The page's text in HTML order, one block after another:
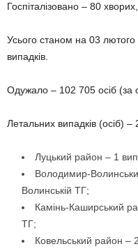
Госпіталізовано – 80
Усього станом на 03
випадків.
Одужало – 102 705 осіб
Летальних випадків (осіб)
Луцький район – 1
Володимир-
Волинській ТГ;
Камінь-Каширський
ТГ;
Ковельський район –